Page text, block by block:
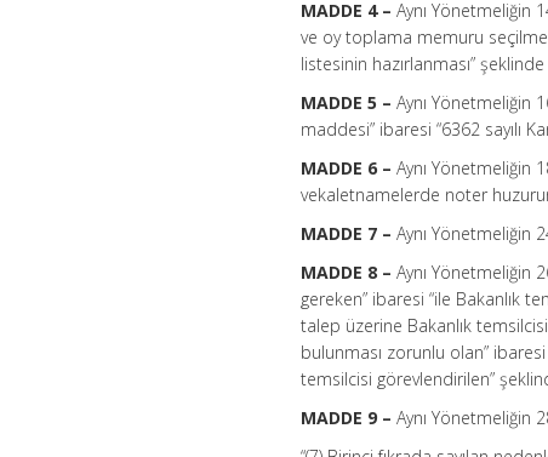
MADDE 4 –Aynı Yönetmeliğin
ve oy toplama memuru
listesinin hazırlanması”
MADDE 5 – Aynı Yönetmeliğin
maddesi” ibaresi “6362 sayılı
MADDE 6 – Aynı Yönetmeliğin
vekaletnamelerde noter
MADDE 7 –Aynı Yönetmeliğin
MADDE 8 – Aynı Yönetmeliğin
gereken” ibaresi “ile Bakanlık
talep üzerine Bakanlık
bulunması zorunlu olan”
temsilcisi görevlendirilen”
MADDE 9 – Aynı Yönetmeliğin